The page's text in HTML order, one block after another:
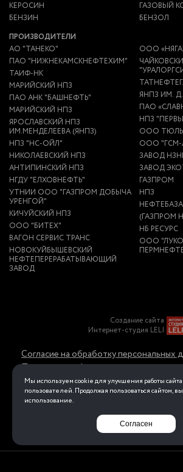
КЕРОСИН
БЕНЗИН
ГАЗОВЫЙ
БЕНЗОЛ
ПРОИЗВОДИТЕЛИ
АО "ТАНЕКО"
ПАО "НИЖНЕКАМСКНЕФТЕХИМ"
ТАИФ-НК
МАРИЙСКИЙ НПЗ
ПАО АНК "БАШНЕФТЬ"
МАРИЙСКИЙ НПЗ
ЯРОСЛАВСКИЙ НПЗ
ИМ.МЕНДЕЛЕЕВА (ЯНПЗ)
НПЗ "НС-ОЙЛ"
НИКОЛАЕВСКИЙ НПЗ
АНТИПИНСКИЙ НПЗ
НГДУ "ЕЛХОВНЕФТЬ"
УТНИИ ООО "ГАЗПРОМ ДОБЫЧА
УРЕНГОЙ"
КИЧУЙСКИЙ НПЗ
ООО "БИТЕХ"
ВАГОН СЕРВИС ТРАНС
НОВОКУЙБЫШЕВСКИЙ
НЕФТЕПЕРЕРАБАТЫВАЮЩИЙ
ЗАВОД
ООО
ЯНПЗ ИМ.
ПАО
НПЗ
ООО
ООО "ГСМ-
ЗАВОД
ЗАВОД
ГАЗПРОМ
НПЗ
НЕФТЕБАЗА
(ГАЗПРОМ
НБ РЕСУРС
ООО
Создание сайта
Интернет-студия LELI
Согласие на обработку персональных
Политика конфиденциальности в
обработки персональных данных
Перейти на полную
Мы используем cookie для улучшения работы сайта
пользователей. Продолжая пользоваться сайтом,
использование.
Согласен